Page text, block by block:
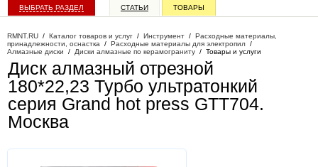
ВЫБРАТЬ РАЗДЕЛ СТАТЬИ ТОВАРЫ
RMNT.RU / Каталог товаров и услуг / Инструмент / Расходные материалы,
принадлежности, оснастка / Расходные материалы для электропил /
Алмазные диски / Диски алмазные по керамограниту / Товары и услуги
Диск алмазный отрезной
180*22,23 Турбо ультратонкий
серия Grand hot press GTT704.
Москва